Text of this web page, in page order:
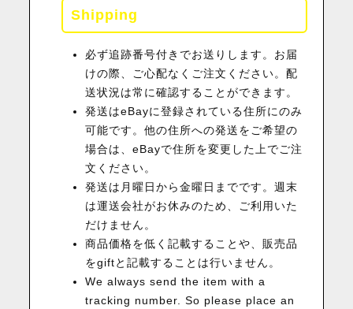
Shipping
必ず追跡番号付きでお送りします。お届
けの際、ご心配なくご注文ください。配
送状況は常に確認することができます。
発送はeBayに登録されている住所にのみ
可能です。他の住所への発送をご希望の
場合は、eBayで住所を変更した上でご注
文ください。
発送は月曜日から金曜日までです。週末
は運送会社がお休みのため、ご利用いた
だけません。
商品価格を低く記載することや、販売品
をgiftと記載することは行いません。
We always send the item with a
tracking number. So please place an